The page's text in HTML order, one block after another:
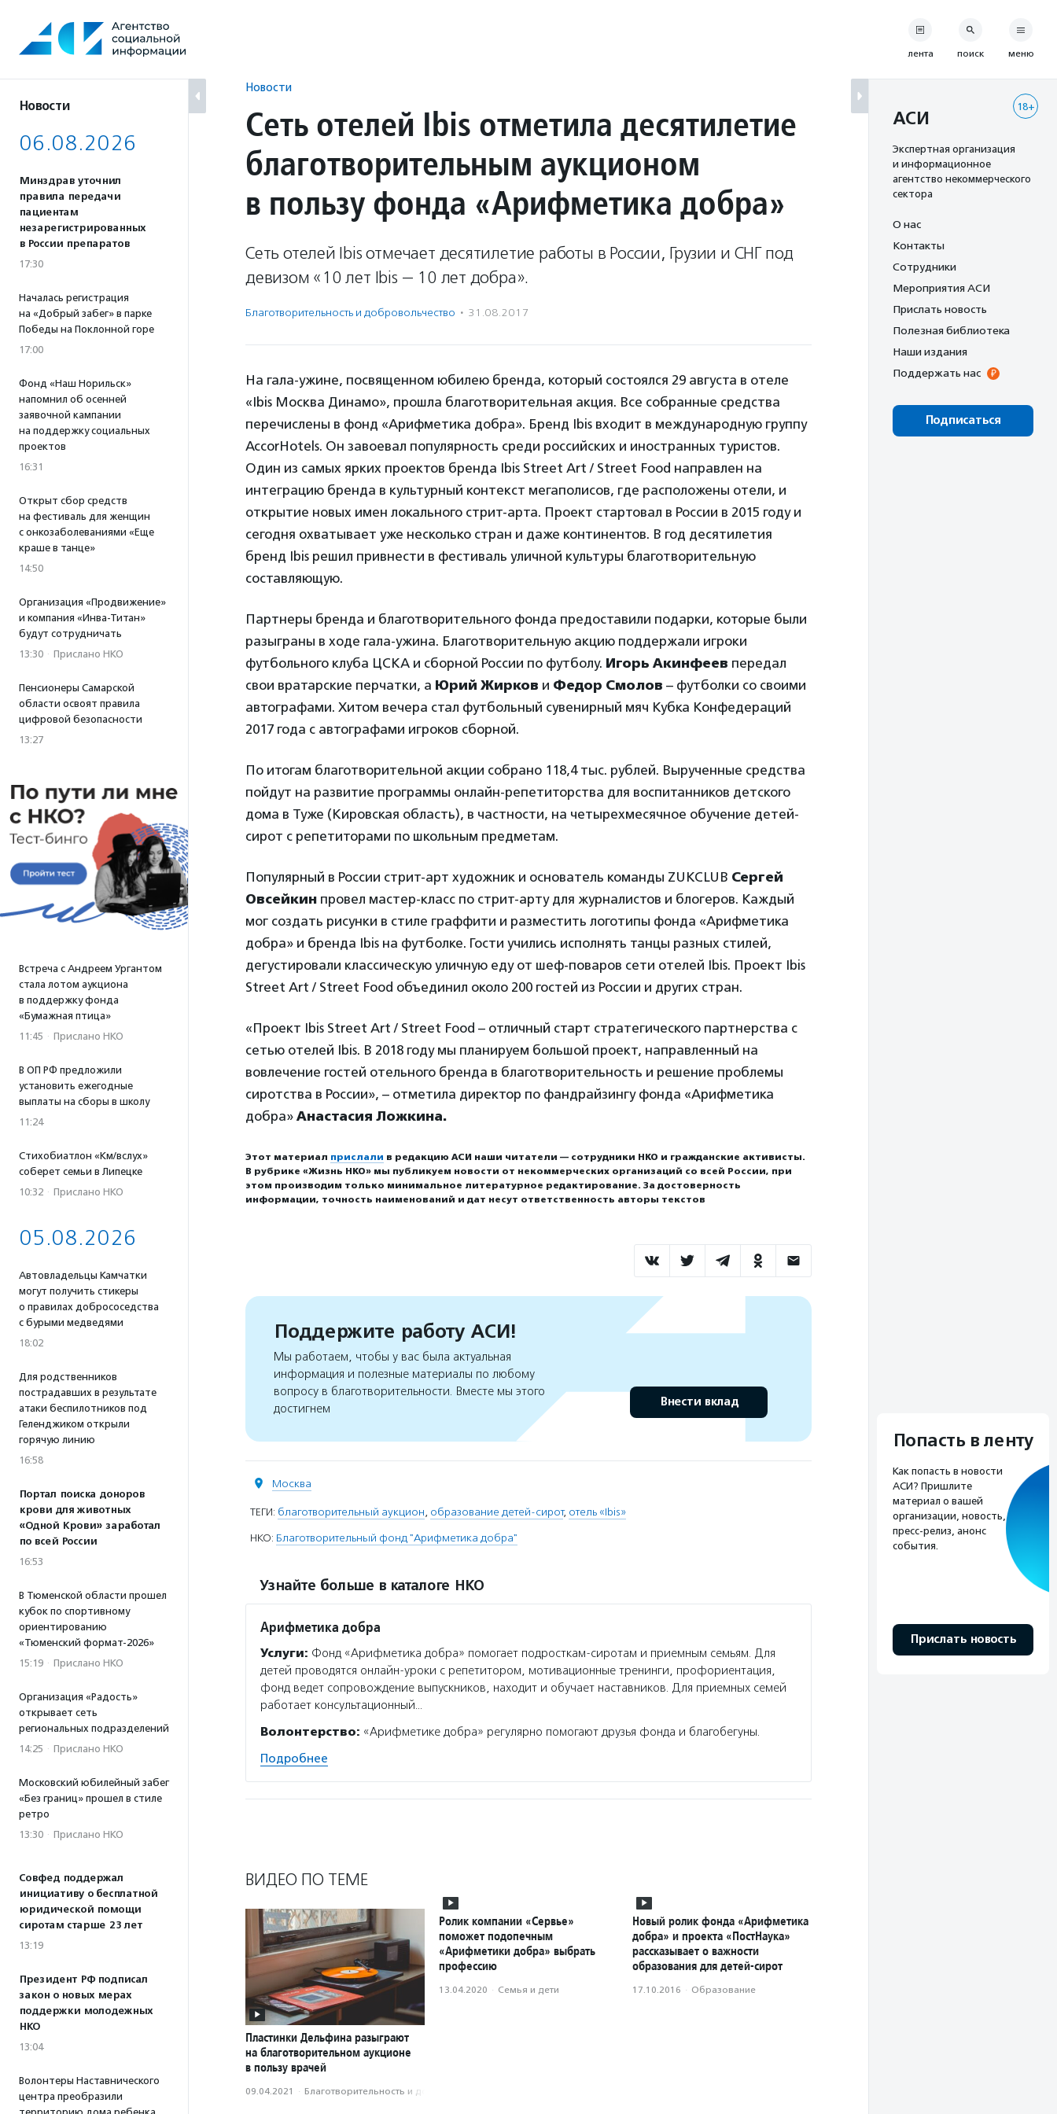
содержанию
Новости
06.08.2026
Минздрав уточнил
правила передачи
пациентам
незарегистрированных
в России препаратов
17:30
Началась регистрация
на «Добрый забег» в парке
Победы на Поклонной горе
17:00
Фонд «Наш Норильск»
напомнил об осенней
заявочной кампании
на поддержку социальных
проектов
16:31
Открыт сбор средств
на фестиваль для женщин
с онкозаболеваниями «Еще
краше в танце»
14:50
Организация «Продвижение»
и компания «Инва-Титан»
будут сотрудничать
13:30 · Прислано НКО
Пенсионеры Самарской
области освоят правила
цифровой безопасности
13:27
Встреча с Андреем Ургантом
стала лотом аукциона
в поддержку фонда
«Бумажная птица»
11:45 · Прислано НКО
В ОП РФ предложили
установить ежегодные
выплаты на сборы в школу
11:24
Стихобиатлон «Км/вслух»
соберет семьи в Липецке
10:32 · Прислано НКО
05.08.2026
Автовладельцы Камчатки
могут получить стикеры
о правилах добрососедства
с бурыми медведями
18:02
Для родственников
пострадавших в результате
атаки беспилотников под
Геленджиком открыли
горячую линию
16:58
Портал поиска доноров
крови для животных
«Одной Крови» заработал
по всей России
16:53
В Тюменской области прошел
кубок по спортивному
ориентированию
«Тюменский формат-2026»
15:19 · Прислано НКО
Организация «Радость»
открывает сеть
региональных подразделений
14:25 · Прислано НКО
Московский юбилейный забег
«Без границ» прошел в стиле
ретро
13:30 · Прислано НКО
Совфед поддержал
инициативу о бесплатной
юридической помощи
сиротам старше 23 лет
13:19
Президент РФ подписал
закон о новых мерах
поддержки молодежных
НКО
13:04
Волонтеры Наставнического
центра преобразили
Новости
Сеть отелей Ibis отметила десятилетие
благотворительным аукционом
в пользу фонда «Арифметика добра»
Сеть отелей Ibis отмечает десятилетие работы в России, Грузии и СНГ под
девизом «10 лет Ibis — 10 лет добра».
Благотвори­тель­ность и доброволь­чест­во · 31.08.2017
На гала-ужине, посвященном юбилею бренда, который состоялся 29 августа в отеле
«Ibis Москва Динамо», прошла благотворительная акция. Все собранные средства
перечислены в фонд «Арифметика добра». Бренд Ibis входит в международную группу
AccorHotels. Он завоевал популярность среди российских и иностранных туристов.
Один из самых ярких проектов бренда Ibis Street Art / Street Food направлен на
интеграцию бренда в культурный контекст мегаполисов, где расположены отели, и
открытие новых имен локального стрит-арта. Проект стартовал в России в 2015 году и
сегодня охватывает уже несколько стран и даже континентов. В год десятилетия
бренд Ibis решил привнести в фестиваль уличной культуры благотворительную
составляющую.
Партнеры бренда и благотворительного фонда предоставили подарки, которые были
разыграны в ходе гала-ужина. Благотворительную акцию поддержали игроки
футбольного клуба ЦСКА и сборной России по футболу. Игорь Акинфеев передал
свои вратарские перчатки, а Юрий Жирков и Федор Смолов – футболки со своими
автографами. Хитом вечера стал футбольный сувенирный мяч Кубка Конфедераций
2017 года с автографами игроков сборной.
По итогам благотворительной акции собрано 118,4 тыс. рублей. Вырученные средства
пойдут на развитие программы онлайн-репетиторства для воспитанников детского
дома в Туже (Кировская область), в частности, на четырехмесячное обучение детей-
сирот с репетиторами по школьным предметам.
Популярный в России стрит-арт художник и основатель команды ZUKCLUB Сергей
Овсейкин провел мастер-класс по стрит-арту для журналистов и блогеров. Каждый
мог создать рисунки в стиле граффити и разместить логотипы фонда «Арифметика
добра» и бренда Ibis на футболке. Гости учились исполнять танцы разных стилей,
дегустировали классическую уличную еду от шеф-поваров сети отелей Ibis. Проект Ibis
Street Art / Street Food объединил около 200 гостей из России и других стран.
«Проект Ibis Street Art / Street Food – отличный старт стратегического партнерства с
сетью отелей Ibis. В 2018 году мы планируем большой проект, направленный на
вовлечение гостей отельного бренда в благотворительность и решение проблемы
сиротства в России», – отметила директор по фандрайзингу фонда «Арифметика
добра» Анастасия Ложкина.
Этот материал прислали в редакцию АСИ наши читатели — сотрудники НКО и гражданские активисты.
В рубрике «Жизнь НКО» мы публикуем новости от некоммерческих организаций со всей России, при
этом производим только минимальное литературное редактирование. За достоверность
информации, точность наименований и дат несут ответственность авторы текстов
Поддержите работу АСИ!
Мы работаем, чтобы у вас была актуальная
информация и полезные материалы по любому
вопросу в благотворительности. Вместе мы этого
достигнем
Внести вклад
Москва
ТЕГИ: благотворительный аукцион, образование детей-сирот, отель «Ibis»
НКО: Благотворительный фонд "Арифметика добра"
Узнайте больше в каталоге НКО
Арифметика добра
Услуги: Фонд «Арифметика добра» помогает подросткам-сиротам и приемным семьям. Для
детей проводятся онлайн-уроки с репетитором, мотивационные тренинги, профориентация,
фонд ведет сопровождение выпускников, находит и обучает наставников. Для приемных семей
работает консультационный…
Волонтерство: «Арифметике добра» регулярно помогают друзья фонда и благобегуны.
Подробнее
ВИДЕО ПО ТЕМЕ
Пластинки Дельфина разыграют
на благотворительном аукционе
в пользу врачей
09.04.2021 · Благотвори­тель­ность и доброволь­чест­во
Ролик компании «Сервье»
поможет подопечным
«Арифметики добра» выбрать
профессию
13.04.2020 · Семья и дети
Новый ролик фонда «Арифметика
добра» и проекта «ПостНаука»
рассказывает о важности
образования для детей-сирот
17.10.2016 · Образование
лента поиск меню
18+
АСИ
Экспертная организация
и информационное
агентство некоммерческого
сектора
О нас
Контакты
Сотрудники
Мероприятия АСИ
Прислать новость
Полезная библиотека
Наши издания
Поддержать нас
Подписаться
Попасть в ленту
Как попасть в новости
АСИ? Пришлите
материал о вашей
организации, новость,
пресс-релиз, анонс
события.
Прислать новость